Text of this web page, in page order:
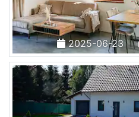
2025-06-23